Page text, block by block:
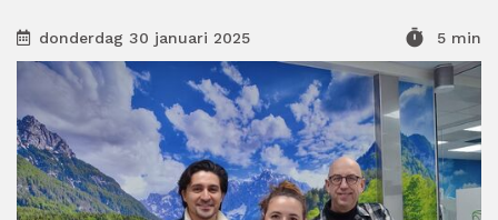
donderdag 30 januari 2025 timer 5 min